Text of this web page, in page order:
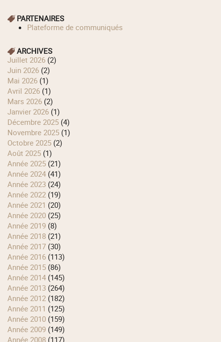
PARTENAIRES
Plateforme de communiqués
ARCHIVES
juillet 2026 (2)
juin 2026 (2)
mai 2026 (1)
avril 2026 (1)
mars 2026 (2)
janvier 2026 (1)
décembre 2025 (4)
novembre 2025 (1)
octobre 2025 (2)
août 2025 (1)
année 2025 (21)
année 2024 (41)
année 2023 (24)
année 2022 (19)
année 2021 (20)
année 2020 (25)
année 2019 (8)
année 2018 (21)
année 2017 (30)
année 2016 (113)
année 2015 (86)
année 2014 (145)
année 2013 (264)
année 2012 (182)
année 2011 (125)
année 2010 (159)
année 2009 (149)
année 2008 (117)